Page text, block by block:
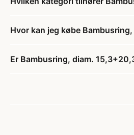
Hvor kan jeg købe
Er Bambusring, diam.